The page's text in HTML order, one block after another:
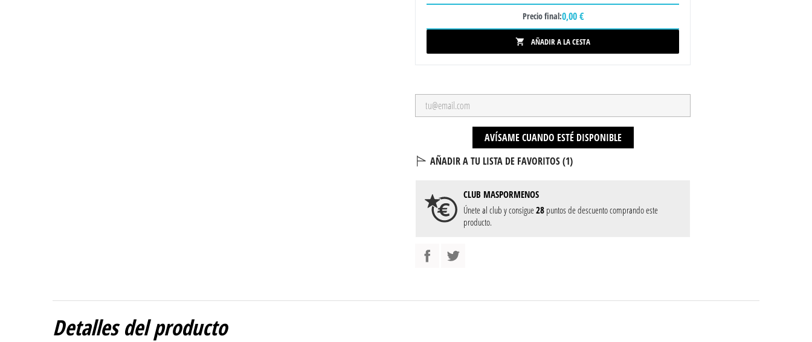
Precio final:0,00 €
 AÑADIR A LA CESTA
AVÍSAME CUANDO ESTÉ DISPONIBLE
AÑADIR A TU LISTA DE FAVORITOS (1)
CLUB MASPORMENOS
Únete al club y consigue28puntos de descuento comprando este
producto.
Detalles del producto